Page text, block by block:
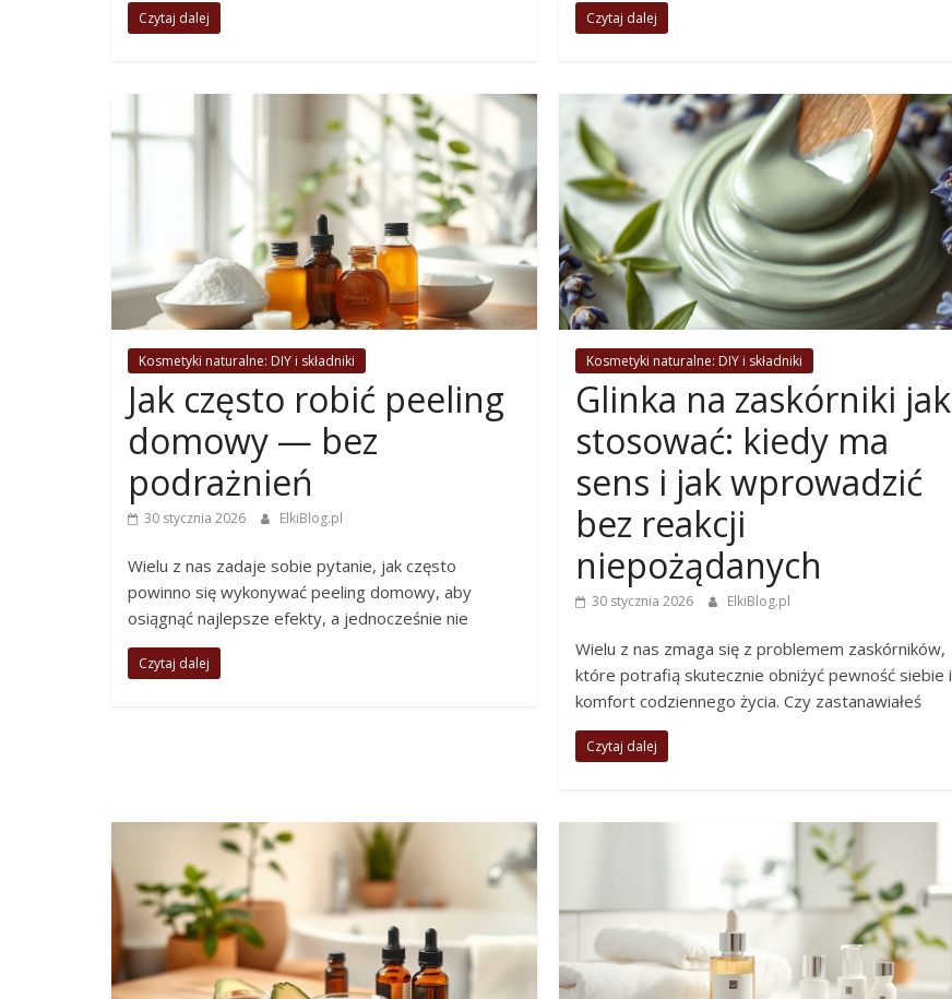
Czytaj dalej Czytaj dalej
Kosmetyki naturalne: DIY i składniki
Jak często robić peeling
domowy — bez
podrażnień
30 stycznia 2026 ElkiBlog.pl
Wielu z nas zadaje sobie pytanie, jak często
powinno się wykonywać peeling domowy, aby
osiągnąć najlepsze efekty, a jednocześnie nie
Czytaj dalej
Kosmetyki naturalne: DIY i składniki
Glinka na zaskórniki jak
stosować: kiedy ma
sens i jak wprowadzić
bez reakcji
niepożądanych
30 stycznia 2026 ElkiBlog.pl
Wielu z nas zmaga się z problemem zaskórników,
które potrafią skutecznie obniżyć pewność siebie i
komfort codziennego życia. Czy zastanawiałeś
Czytaj dalej